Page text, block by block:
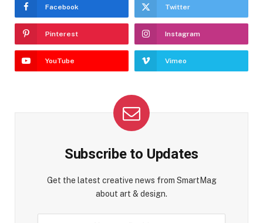
Facebook Twitter
Pinterest Instagram
YouTube Vimeo
Subscribe to Updates
Get the latest creative news from SmartMag
about art & design.